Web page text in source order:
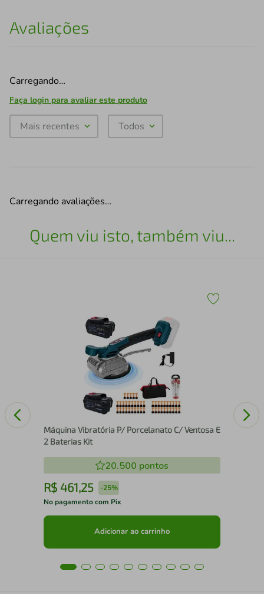
Avaliações
Carregando…
Faça login para avaliar este produto
Mais recentes Todos
Carregando avaliações…
Quem viu isto, também viu...
Máquina Vibratória P/ Porcelanato C/ Ventosa E
2 Baterias Kit
20.500 pontos
R$ 461,25 -25%
No pagamento com Pix
Adicionar ao carrinho